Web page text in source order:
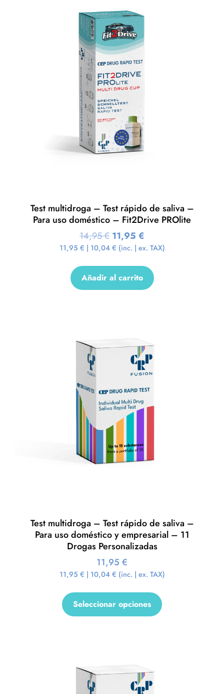
Test multidroga – Test rápido de saliva –
Para uso doméstico – Fit2Drive PROlite
14,95€ 11,95 €
11,95 € | 10,04 € (inc. | ex. TAX)
Añadir al carrito
Test multidroga – Test rápido de saliva –
Para uso doméstico y empresarial – 11
Drogas Personalizadas
11,95 €
11,95 € | 10,04 € (inc. | ex. TAX)
Seleccionar opciones